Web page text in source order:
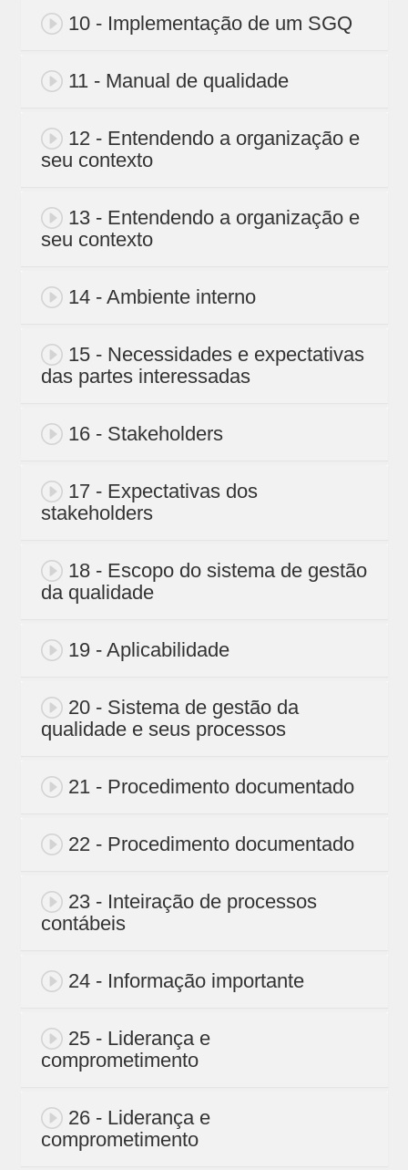
10 - Implementação de um SGQ
11 - Manual de qualidade
12 - Entendendo a organização e
seu contexto
13 - Entendendo a organização e
seu contexto
14 - Ambiente interno
15 - Necessidades e expectativas
das partes interessadas
16 - Stakeholders
17 - Expectativas dos
stakeholders
18 - Escopo do sistema de gestão
da qualidade
19 - Aplicabilidade
20 - Sistema de gestão da
qualidade e seus processos
21 - Procedimento documentado
22 - Procedimento documentado
23 - Inteiração de processos
contábeis
24 - Informação importante
25 - Liderança e
comprometimento
26 - Liderança e
comprometimento